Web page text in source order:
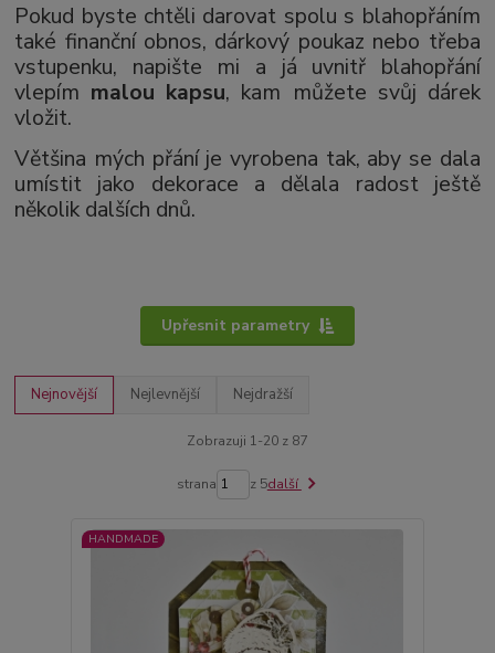
Pokud byste chtěli darovat spolu s blahopřáním
také finanční obnos, dárkový poukaz nebo třeba
vstupenku, napište mi a já uvnitř blahopřání
vlepím malou kapsu, kam můžete svůj dárek
vložit.
Většina mých přání je vyrobena tak, aby se dala
umístit jako dekorace a dělala radost ještě
několik dalších dnů.
Upřesnit parametry
Nejnovější Nejlevnější Nejdražší
Zobrazuji 1-20 z 87
strana z 5další
HANDMADE